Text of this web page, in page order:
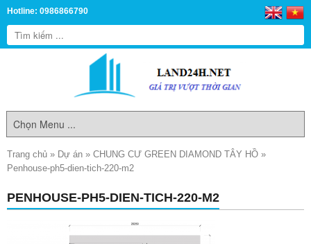
Hotline: 0986866790
Trang chủ » Dự án » CHUNG CƯ GREEN DIAMOND TÂY HỒ »
Penhouse-ph5-dien-tich-220-m2
PENHOUSE-PH5-DIEN-TICH-220-M2